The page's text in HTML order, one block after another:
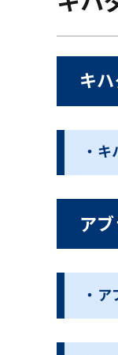
キ
・
ア
・